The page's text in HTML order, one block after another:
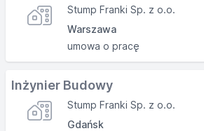
Stump Franki Sp. z o.o.
Warszawa
umowa o pracę
Inżynier Budowy
Stump Franki Sp. z o.o.
Gdańsk